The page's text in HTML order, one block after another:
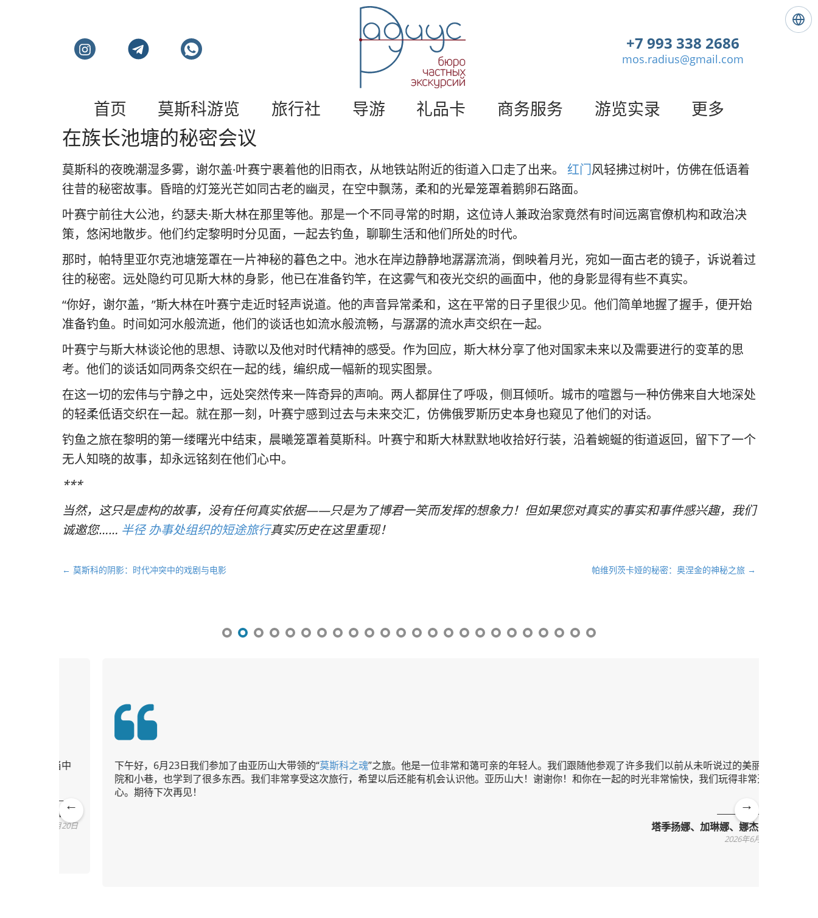
莫
斯
科
游
。
莫
游
/
径
语
+7 993 338 2686
mos.radius@gmail.com
首页 莫斯科游览 旅行社 导游 礼品卡 商务服务 游览实录 更多
莫斯科私人旅游和导游
在族长池塘的秘密会议
莫斯科的夜晚潮湿多雾，谢尔盖·叶赛宁裹着他的旧雨衣，从地铁站附近的街道入口走了出来。 红门风轻拂过树叶，仿佛在低语着
往昔的秘密故事。昏暗的灯笼光芒如同古老的幽灵，在空中飘荡，柔和的光晕笼罩着鹅卵石路面。
叶赛宁前往大公池，约瑟夫·斯大林在那里等他。那是一个不同寻常的时期，这位诗人兼政治家竟然有时间远离官僚机构和政治决
策，悠闲地散步。他们约定黎明时分见面，一起去钓鱼，聊聊生活和他们所处的时代。
那时，帕特里亚尔克池塘笼罩在一片神秘的暮色之中。池水在岸边静静地潺潺流淌，倒映着月光，宛如一面古老的镜子，诉说着过
往的秘密。远处隐约可见斯大林的身影，他已在准备钓竿，在这雾气和夜光交织的画面中，他的身影显得有些不真实。
“你好，谢尔盖，”斯大林在叶赛宁走近时轻声说道。他的声音异常柔和，这在平常的日子里很少见。他们简单地握了握手，便开始
准备钓鱼。时间如河水般流逝，他们的谈话也如流水般流畅，与潺潺的流水声交织在一起。
叶赛宁与斯大林谈论他的思想、诗歌以及他对时代精神的感受。作为回应，斯大林分享了他对国家未来以及需要进行的变革的思
考。他们的谈话如同两条交织在一起的线，编织成一幅新的现实图景。
在这一切的宏伟与宁静之中，远处突然传来一阵奇异的声响。两人都屏住了呼吸，侧耳倾听。城市的喧嚣与一种仿佛来自大地深处
的轻柔低语交织在一起。就在那一刻，叶赛宁感到过去与未来交汇，仿佛俄罗斯历史本身也窥见了他们的对话。
钓鱼之旅在黎明的第一缕曙光中结束，晨曦笼罩着莫斯科。叶赛宁和斯大林默默地收拾好行装，沿着蜿蜒的街道返回，留下了一个
无人知晓的故事，却永远铭刻在他们心中。
***
当然，这只是虚构的故事，没有任何真实依据——只是为了博君一笑而发挥的想象力！但如果您对真实的事实和事件感兴趣，我们
诚邀您…… 半径 办事处组织的短途旅行真实历史在这里重现！
文
← 莫斯科的阴影：时代冲突中的戏剧与电影 帕维列茨卡娅的秘密：奥涅金的神秘之旅 →
Pre
下午好，6月23日我们参加了由亚历山大带领的“莫斯科之魂”之旅。他是一位非常和蔼可亲的年轻人。我们跟随他参观了许多我们以前从未听说过的美丽庭
院和小巷，也学到了很多东西。我们非常享受这次旅行，希望以后还能有机会认识他。亚历山大！谢谢你！和你在一起的时光非常愉快，我们玩得非常开
心。期待下次再见！
塔季扬娜、加琳娜、娜杰日达
2026年6月24日
Ne
xt